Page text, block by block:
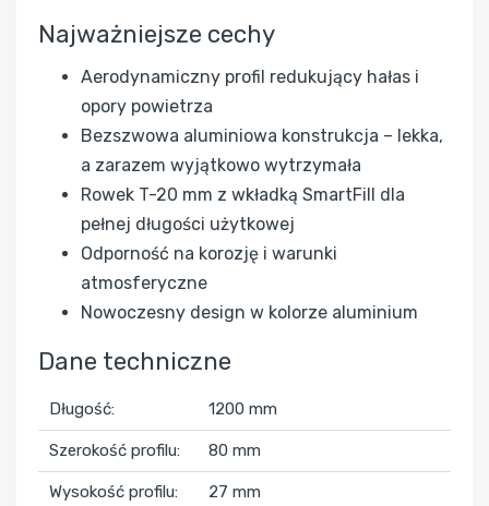
Najważniejsze cechy
Aerodynamiczny profil redukujący hałas i
opory powietrza
Bezszwowa aluminiowa konstrukcja – lekka,
a zarazem wyjątkowo wytrzymała
Rowek T-20 mm z wkładką SmartFill dla
pełnej długości użytkowej
Odporność na korozję i warunki
atmosferyczne
Nowoczesny design w kolorze aluminium
Dane techniczne
Długość: 1200 mm
Szerokość profilu: 80 mm
Wysokość profilu: 27 mm